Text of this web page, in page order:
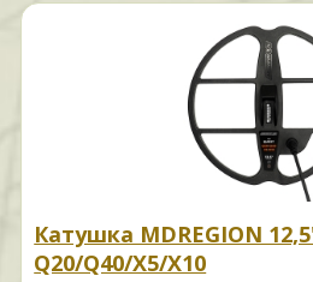
Катушка MDREGION
Q20/Q40/X5/X10